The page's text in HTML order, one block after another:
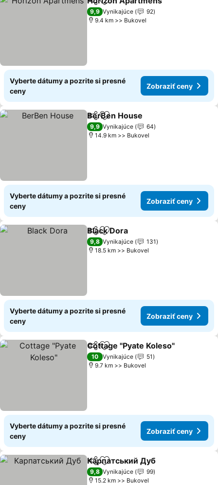
ZdieľaťPridať do obľúbených
9,9 Vynikajúce
92
9.4 km >> Bukovel
Vyberte dátumy a pozrite si presné
ceny
Zobraziť ceny
ZdieľaťPridať do obľúbených
BerBen House
9,9 Vynikajúce
64
14.9 km >> Bukovel
Vyberte dátumy a pozrite si presné
ceny
Zobraziť ceny
ZdieľaťPridať do obľúbených
Black Dora
9,8 Vynikajúce
131
18.5 km >> Bukovel
Vyberte dátumy a pozrite si presné
ceny
Zobraziť ceny
ZdieľaťPridať do obľúbených
Cottage "Pyate Koleso"
10 Vynikajúce
51
9.7 km >> Bukovel
Vyberte dátumy a pozrite si presné
ceny
Zobraziť ceny
ZdieľaťPridať do obľúbených
Карпатський Дуб
9,8 Vynikajúce
99
15.2 km >> Bukovel